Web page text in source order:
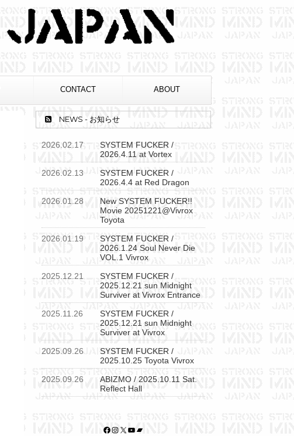
CONTACT ABOUT
NEWS - お知らせ
2026.02.17
SYSTEM FUCKER /
2026.4.11 at Vortex
2026.02.13
SYSTEM FUCKER /
2026.4.4 at Red Dragon
2026.01.28
New SYSTEM FUCKER!!
Movie 20251221@Vivrox
Toyota
2026.01.19
SYSTEM FUCKER /
2026.1.24 Soul Never Die
VOL.1 Vivrox
2025.12.21
SYSTEM FUCKER /
2025.12.21 sun Midnight
Surviver at Vivrox Entrance
2025.11.26
SYSTEM FUCKER /
2025.12.21 sun Midnight
Surviver at Vivrox
2025.09.26
SYSTEM FUCKER /
2025.10.25 Toyota Vivrox
2025.09.26
ABIZMO / 2025.10.11 Sat.
Reflect Hall
Facebook
Instagram
X YouTube
Bandcamp